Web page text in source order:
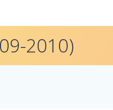
2010)